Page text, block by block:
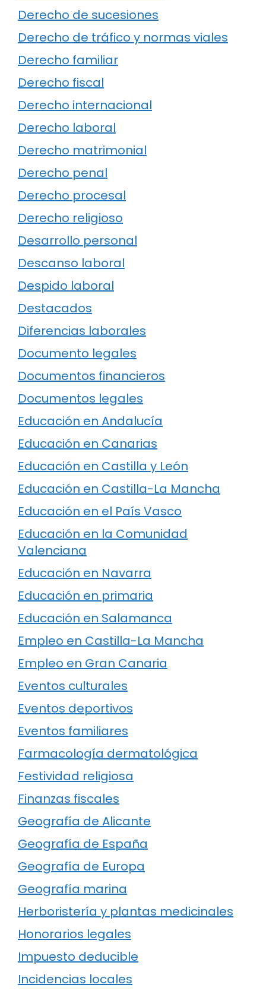
Derecho de sucesiones
Derecho de tráfico y normas viales
Derecho familiar
Derecho fiscal
Derecho internacional
Derecho laboral
Derecho matrimonial
Derecho penal
Derecho procesal
Derecho religioso
Desarrollo personal
Descanso laboral
Despido laboral
Destacados
Diferencias laborales
Documento legales
Documentos financieros
Documentos legales
Educación en Andalucía
Educación en Canarias
Educación en Castilla y León
Educación en Castilla-La Mancha
Educación en el País Vasco
Educación en la Comunidad
Valenciana
Educación en Navarra
Educación en primaria
Educación en Salamanca
Empleo en Castilla-La Mancha
Empleo en Gran Canaria
Eventos culturales
Eventos deportivos
Eventos familiares
Farmacología dermatológica
Festividad religiosa
Finanzas fiscales
Geografía de Alicante
Geografía de España
Geografía de Europa
Geografía marina
Herboristería y plantas medicinales
Honorarios legales
Impuesto deducible
Incidencias locales